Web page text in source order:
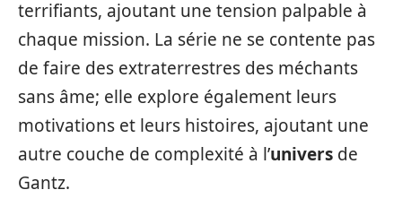
terrifiants, ajoutant une tension palpable à
chaque mission. La série ne se contente pas
de faire des extraterrestres des méchants
sans âme; elle explore également leurs
motivations et leurs histoires, ajoutant une
autre couche de complexité à l’univers de
Gantz.